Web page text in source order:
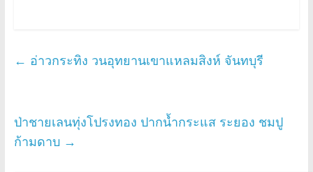
← อ่าวกระทิง วนอุทยานเขาแหลมสิงห์ จันทบุรี
ป่าชายเลนทุ่งโปรงทอง ปากน้ำกระแส ระยอง ชมปู
ก้ามดาบ →